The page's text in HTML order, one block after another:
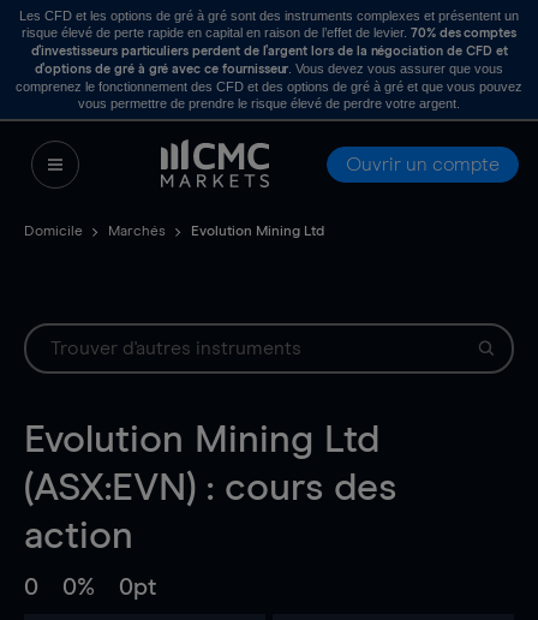
Les CFD et les options de gré à gré sont des instruments complexes et présentent un
risque élevé de perte rapide en capital en raison de l’effet de levier. 70% des comptes
d’investisseurs particuliers perdent de l’argent lors de la négociation de CFD et
d’options de gré à gré avec ce fournisseur . Vous devez vous assurer que vous
comprenez le fonctionnement des CFD et des options de gré à gré et que vous pouvez
vous permettre de prendre le risque élevé de perdre votre argent.
Ouvrir un compte
Domicile Marchés Evolution Mining Ltd
Evolution Mining Ltd
(ASX:EVN) : cours des
action
0 0% 0pt